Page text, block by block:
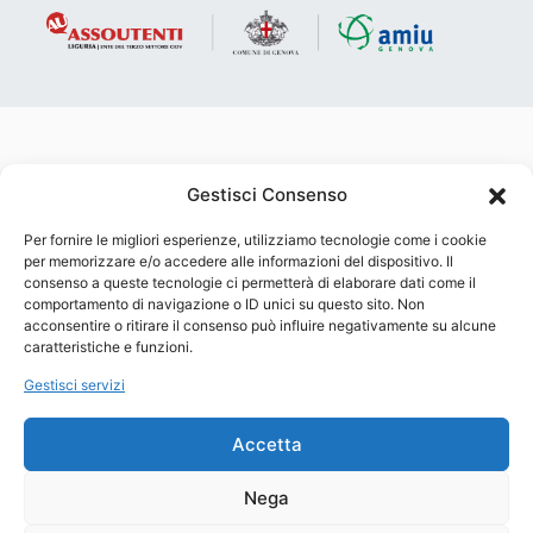
Gestisci Consenso
Per fornire le migliori esperienze, utilizziamo tecnologie come i cookie
per memorizzare e/o accedere alle informazioni del dispositivo. Il
consenso a queste tecnologie ci permetterà di elaborare dati come il
comportamento di navigazione o ID unici su questo sito. Non
acconsentire o ritirare il consenso può influire negativamente su alcune
caratteristiche e funzioni.
Gestisci servizi
Accetta
Nega
Account AMIU su Facebook
Account AMIU su Instagram
Account AMIU su YouTube
Associazione O.D.V. per la tutela dei consumatori e degli utenti
che opera sul territorio attraverso attività di informazione,
educazione al consumo, volontariato, solidarietà sociale e tutela
dei diritti civili. Membro del CRCU – Comitato Regionale del
Associazione iscritta al registro unico nazionale del terzo
dei Consumatori e degli Utenti (L. 281/98).
Privacy Policy•Cookie Policy